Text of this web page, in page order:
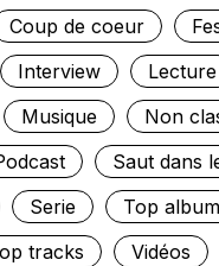
Coup de coeur
Interview
Lecture
Musique
Non
Saut dans
Serie
Top
tracks Vidéos